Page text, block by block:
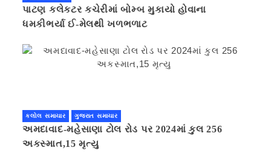
પાટણ કલેકટર કચેરીમાં બોમ્બ મુકાયો હોવાના
ધમકીભર્યા ઈ-મેલથી ખળભળાટ
કલોલ સમાચાર ગુજરાત સમાચાર
અમદાવાદ-મહેસાણા ટોલ રોડ પર 2024માં કુલ 256
અકસ્માત,15 મૃત્યુ